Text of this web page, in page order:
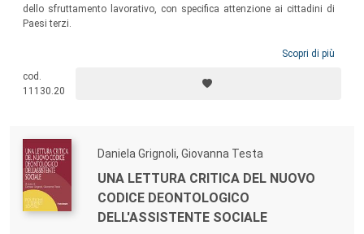
dello sfruttamento lavorativo, con specifica attenzione ai cittadini di
Paesi terzi.
Scopri di più
cod.
11130.20
Daniela Grignoli, Giovanna Testa
UNA LETTURA CRITICA DEL NUOVO
CODICE DEONTOLOGICO
DELL'ASSISTENTE SOCIALE